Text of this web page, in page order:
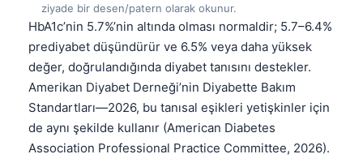
ziyade bir desen/patern olarak okunur.
HbA1c’nin 5.7%’nin altında olması normaldir; 5.7–6.4%
prediyabet düşündürür ve 6.5% veya daha yüksek
değer, doğrulandığında diyabet tanısını destekler.
Amerikan Diyabet Derneği’nin Diyabette Bakım
Standartları—2026, bu tanısal eşikleri yetişkinler için
de aynı şekilde kullanır (American Diabetes
Association Professional Practice Committee, 2026).
Íslenska
Српски језик
Svenska
Bosanski
Azərbaycan dili
Eesti